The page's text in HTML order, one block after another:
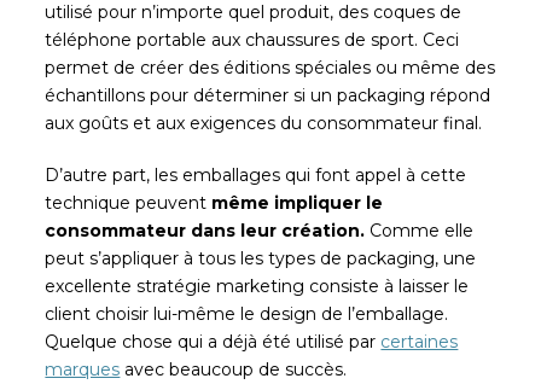
utilisé pour n’importe quel produit, des coques de
téléphone portable aux chaussures de sport. Ceci
permet de créer des éditions spéciales ou même des
échantillons pour déterminer si un packaging répond
aux goûts et aux exigences du consommateur final.
D’autre part, les emballages qui font appel à cette
technique peuvent même impliquer le
consommateur dans leur création. Comme elle
peut s’appliquer à tous les types de packaging, une
excellente stratégie marketing consiste à laisser le
client choisir lui-même le design de l’emballage.
Quelque chose qui a déjà été utilisé par certaines
marques avec beaucoup de succès.